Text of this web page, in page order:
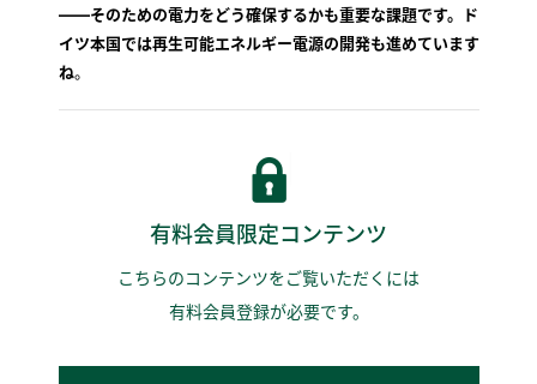
――そのための電力をどう確保するかも重要な課題です。ド
イツ本国では再生可能エネルギー電源の開発も進めています
ね。
有料会員限定コンテンツ
こちらのコンテンツをご覧いただくには
有料会員登録が必要です。